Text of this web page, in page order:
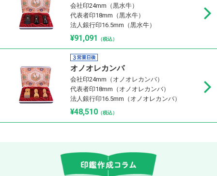
会社印24mm（黒水牛）
代表者印18mm（黒水牛）
法人銀行印16.5mm（黒水牛）
¥91,091 （税込）
オノオレカンバ
会社印24mm（オノオレカンバ）
代表者印18mm（オノオレカンバ）
法人銀行印16.5mm（オノオレカンバ）
¥48,510 （税込）